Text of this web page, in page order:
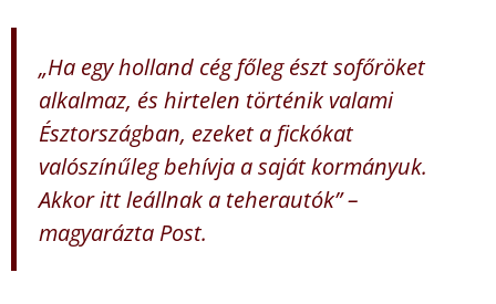
„Ha egy holland cég főleg észt sofőröket
alkalmaz, és hirtelen történik valami
Észtországban, ezeket a fickókat
valószínűleg behívja a saját kormányuk.
Akkor itt leállnak a teherautók” –
magyarázta Post.